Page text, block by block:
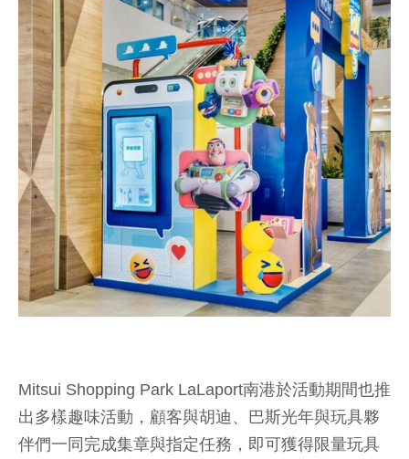
Mitsui Shopping Park LaLaport南港於活動期間也推
出多樣趣味活動，顧客與胡迪、巴斯光年與玩具夥
伴們一同完成集章與指定任務，即可獲得限量玩具